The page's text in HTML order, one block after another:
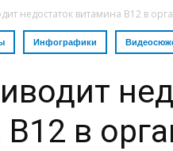
недостаток витамина В12 в
Инфографики
в